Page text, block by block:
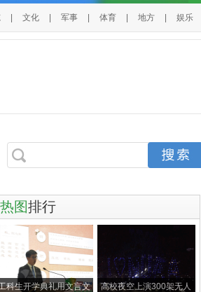
文化 军事 体育 地方 娱乐
热图排行
科生开学典礼用文言文
高校夜空上演300架无人